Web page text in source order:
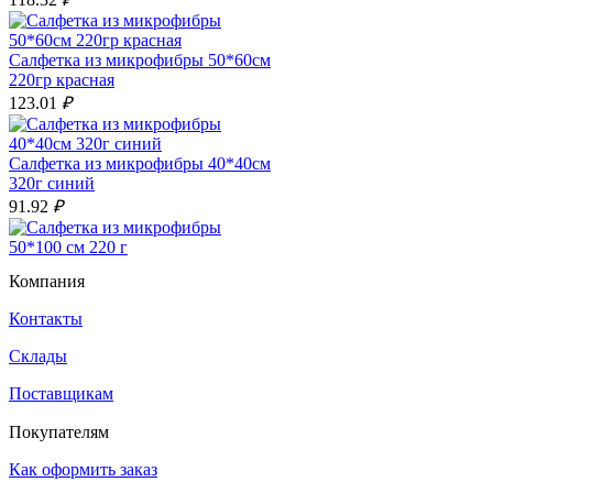
Салфетка из микрофибры 50*60см
220гр красная
123.01 ₽
Салфетка из микрофибры 40*40см
320г синий
91.92 ₽
см 220 г
195.64
Cильноконцентрированное
20л
Компания
Контакты
Склады
Поставщикам
Покупателям
Как оформить заказ